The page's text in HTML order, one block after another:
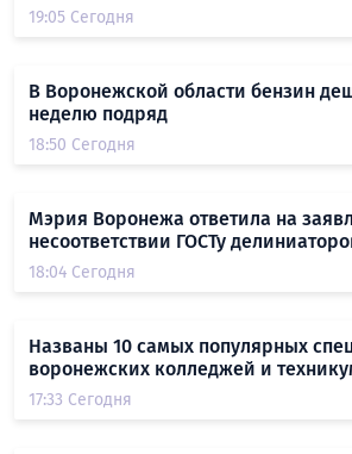
19:05 Сегодня
В Воронежской области бензин
неделю подряд
18:50 Сегодня
Мэрия Воронежа ответила на
несоответствии ГОСТу
18:04 Сегодня
Названы 10 самых популярных
воронежских колледжей и
17:33 Сегодня